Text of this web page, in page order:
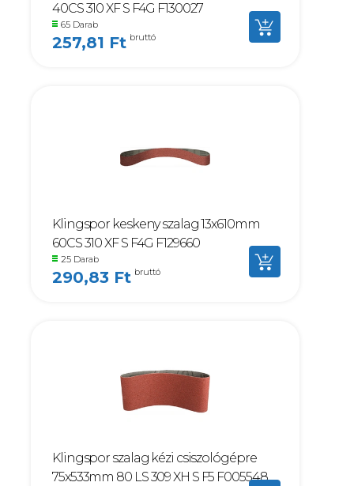
40CS 310 XF S F4G F130027
65 Darab
257,81 Ft bruttó
Klingspor keskeny szalag 13x610mm
60CS 310 XF S F4G F129660
25 Darab
290,83 Ft bruttó
Klingspor szalag kézi csiszológépre
75x533mm 80 LS 309 XH S F5 F005548